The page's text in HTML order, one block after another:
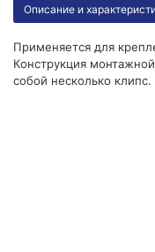
Описание и
Применяется для
Конструкция
собой несколько клипс.